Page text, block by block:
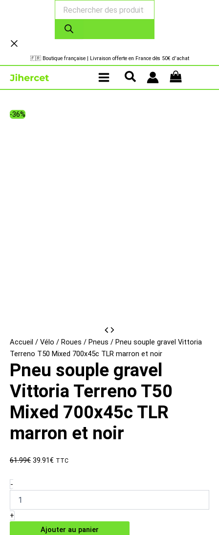
produits
🇫🇷 Boutique française | Livraison offerte en France dès 50€ d'achat
-36%
Accueil / Vélo / Roues / Pneus / Pneu souple gravel Vittoria
Terreno T50 Mixed 700x45c TLR marron et noir
Pneu souple gravel
Vittoria Terreno T50
Mixed 700x45c TLR
marron et noir
61.99€ Le
39.91€LeTTC
-
de
Pneu
souple
gravel
+
Ajouter au panier